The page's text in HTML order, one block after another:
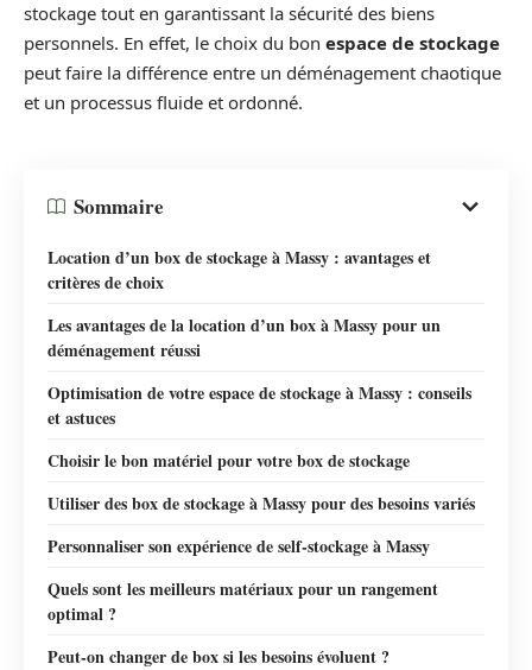
stockage tout en garantissant la sécurité des biens
personnels. En effet, le choix du bon espace de stockage
peut faire la différence entre un déménagement chaotique
et un processus fluide et ordonné.
Sommaire
Location d’un box de stockage à Massy : avantages et
critères de choix
Les avantages de la location d’un box à Massy pour un
déménagement réussi
Optimisation de votre espace de stockage à Massy : conseils
et astuces
Choisir le bon matériel pour votre box de stockage
Utiliser des box de stockage à Massy pour des besoins variés
Personnaliser son expérience de self-stockage à Massy
Quels sont les meilleurs matériaux pour un rangement
optimal ?
Peut-on changer de box si les besoins évoluent ?